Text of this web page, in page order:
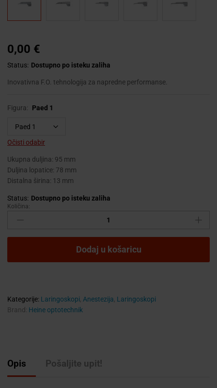
0,00 €
Status: Dostupno po isteku zaliha
Inovativna F.O. tehnologija za napredne performanse.
Figura: Paed 1
Očisti odabir
Ukupna duljina: 95 mm
Duljina lopatice: 78 mm
Distalna širina: 13 mm
Status: Dostupno po isteku zaliha
HEINE
višekratne
Paed
laringoskop
Količina:
Dodaj u košaricu
Kategorije: Laringoskopi, Anestezija, Laringoskopi
Brand: Heine optotechnik
Opis Pošaljite upit!